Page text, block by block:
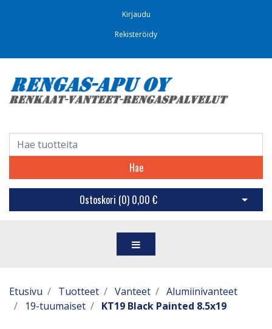
Kirjaudu
Rekisteröidy
Hae
Ostoskori (0) 0,00 € Avaa
Etusivu Tuotteet Vanteet
Alumiinivanteet
19-tuumaiset
KT19 Black Painted 8.5x19